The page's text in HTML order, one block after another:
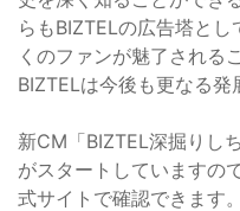
らもBIZTELの広告塔と
くのファンが魅了される
BIZTELは今後も更なる発
新CM「BIZTEL深掘りし
がスタートしていますの
式サイトで確認できます。